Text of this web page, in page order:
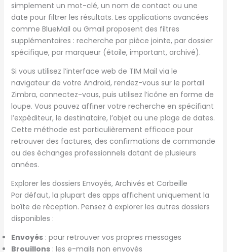
simplement un mot-clé, un nom de contact ou une
date pour filtrer les résultats. Les applications avancées
comme BlueMail ou Gmail proposent des filtres
supplémentaires : recherche par pièce jointe, par dossier
spécifique, par marqueur (étoile, important, archivé).
Si vous utilisez l’interface web de TIM Mail via le
navigateur de votre Android, rendez-vous sur le portail
Zimbra, connectez-vous, puis utilisez l’icône en forme de
loupe. Vous pouvez affiner votre recherche en spécifiant
l’expéditeur, le destinataire, l’objet ou une plage de dates.
Cette méthode est particulièrement efficace pour
retrouver des factures, des confirmations de commande
ou des échanges professionnels datant de plusieurs
années.
Explorer les dossiers Envoyés, Archivés et Corbeille
Par défaut, la plupart des apps affichent uniquement la
boîte de réception. Pensez à explorer les autres dossiers
disponibles :
Envoyés: pour retrouver vos propres messages
Brouillons: les e-mails non envoyés